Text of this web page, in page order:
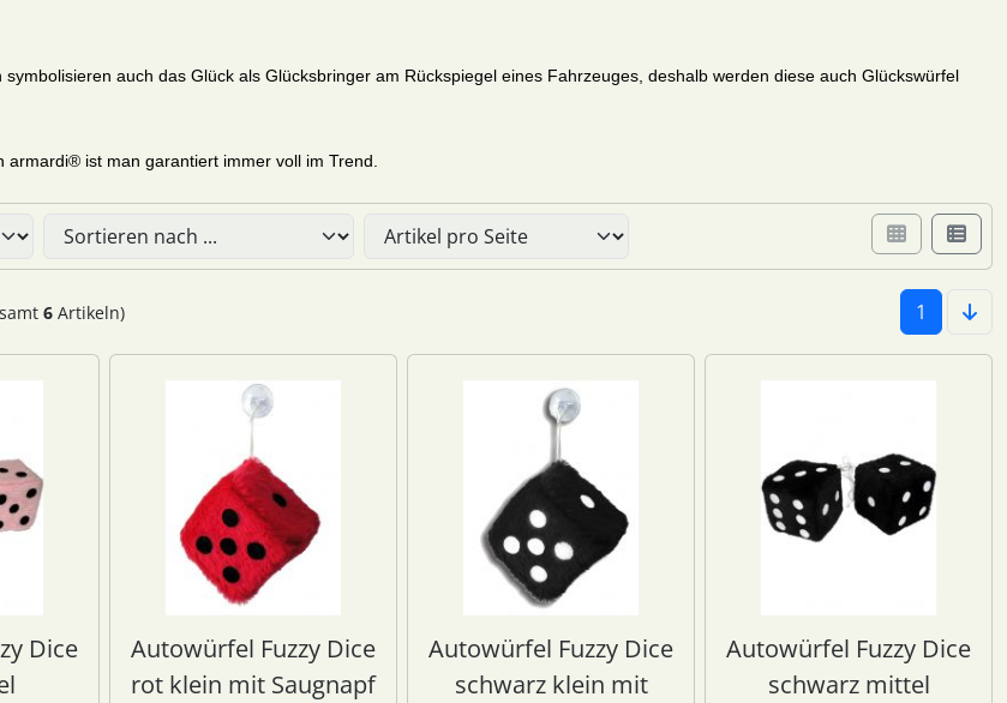
symbolisieren auch das Glück als Glücksbringer am Rückspiegel eines Fahrzeuges, deshalb werden diese auch Glückswürfel
armardi® ist man garantiert immer voll im Trend.
6 Artikeln) 1
Dice
Autowürfel Fuzzy Dice
rot klein mit Saugnapf
Autowürfel Fuzzy Dice
schwarz klein mit
Autowürfel Fuzzy Dice
schwarz mittel